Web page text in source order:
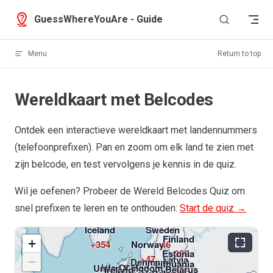
Skip to content
GuessWhereYouAre - Guide
Menu Return to top
Wereldkaart met Belcodes
Ontdek een interactieve wereldkaart met landennummers
(telefoonprefixen). Pan en zoom om elk land te zien met
zijn belcode, en test vervolgens je kennis in de quiz.
Wil je oefenen? Probeer de Wereld Belcodes Quiz om
snel prefixen te leren en te onthouden: Start de quiz →
Greenland
+299
Ireland
Isle Of Man
United Kingdom
Iceland
+354
Denmark
Norway
+47
Sweden
+46
Belarus
Estonia
+372
Finland
+358
Latvia
Lithuania
+
−